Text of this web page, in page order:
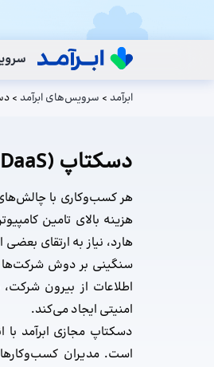
ابرآمد > سرویس‌های ابرآمد >
دسکتاپ (DaaS)
هر کسب‌وکاری با
هزینه‌ بالای تامین
هارد، نیاز به ارتقای
سنگینی بر دوش شرکت‌ها
اطلاعات از بیرون
امنیتی ایجاد می‌کند.
دسکتاپ مجازی ابرآمد با
است. مدیران